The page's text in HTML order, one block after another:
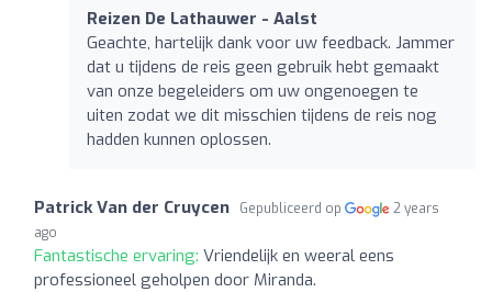
Reizen De Lathauwer - Aalst
Geachte, hartelijk dank voor uw feedback. Jammer
dat u tijdens de reis geen gebruik hebt gemaakt
van onze begeleiders om uw ongenoegen te
uiten zodat we dit misschien tijdens de reis nog
hadden kunnen oplossen.
Patrick Van der Cruycen Gepubliceerd op
2 years
ago
Fantastische ervaring: Vriendelijk en weeral eens
professioneel geholpen door Miranda.